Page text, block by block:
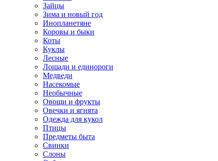
Зайцы
Зима и новый год
Инопланетяне
Коровы и быки
Коты
Куклы
Лесные
Лошади и единороги
Медведи
Насекомые
Необычные
Овощи и фрукты
Овечки и ягнята
Одежда для кукол
Птицы
Предметы быта
Свинки
Слоны